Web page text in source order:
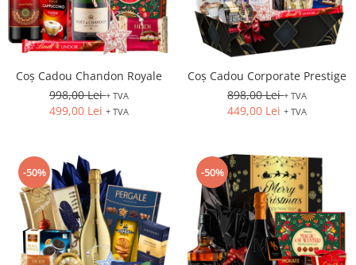
Coș Cadou Chandon Royale
998,00 Lei+ TVA
499,00 Lei + TVA
Coș Cadou Corporate Prestige
898,00 Lei+ TVA
449,00 Lei + TVA
-50% -50%